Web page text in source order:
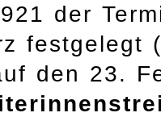
der
festgelegt
den 23.